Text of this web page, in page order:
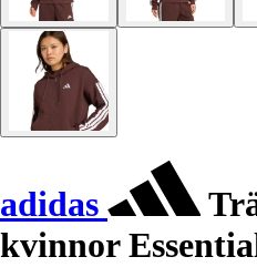
adidas
kvinnor